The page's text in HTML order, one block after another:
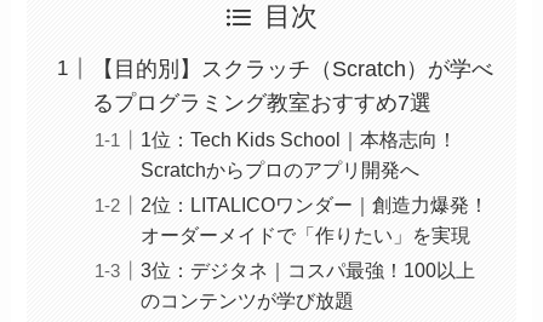
目次
【目的別】スクラッチ（Scratch）が学べ
るプログラミング教室おすすめ7選
1位：Tech Kids School｜本格志向！
Scratchからプロのアプリ開発へ
2位：LITALICOワンダー｜創造力爆発！
オーダーメイドで「作りたい」を実現
3位：デジタネ｜コスパ最強！100以上
のコンテンツが学び放題